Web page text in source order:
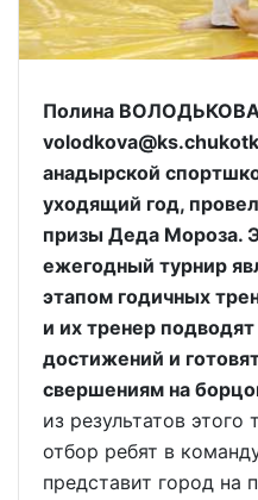
Полина
анадырской
уходящий год,
призы Деда Мороза.
ежегодный турнир
этапом годичных
и их тренер подводят
достижений и
свершениям на
из результатов
отбор ребят в
представит город на